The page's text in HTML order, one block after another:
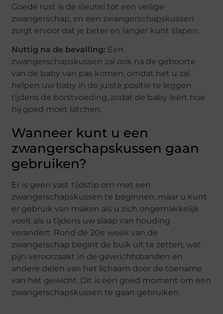
Goede rust is de sleutel tot een veilige
zwangerschap, en een zwangerschapskussen
zorgt ervoor dat je beter en langer kunt slapen.
Nuttig na de bevalling: Een
zwangerschapskussen zal ook na de geboorte
van de baby van pas komen, omdat het u zal
helpen uw baby in de juiste positie te leggen
tijdens de borstvoeding, zodat de baby leert hoe
hij goed moet latchen.
Wanneer kunt u een
zwangerschapskussen gaan
gebruiken?
Er is geen vast tijdstip om met een
zwangerschapskussen te beginnen, maar u kunt
er gebruik van maken als u zich ongemakkelijk
voelt als u tijdens uw slaap van houding
verandert. Rond de 20e week van de
zwangerschap begint de buik uit te zetten, wat
pijn veroorzaakt in de gewrichtsbanden en
andere delen van het lichaam door de toename
van het gewicht. Dit is een goed moment om een
zwangerschapskussen te gaan gebruiken.